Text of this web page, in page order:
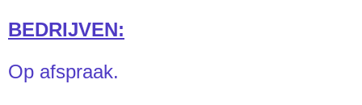
BEDRIJVEN:
Op afspraak.